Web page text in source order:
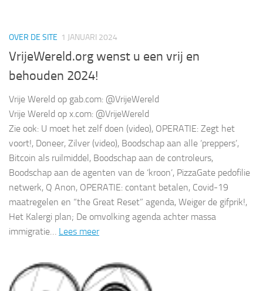
OVER DE SITE 1 JANUARI 2024
VrijeWereld.org wenst u een vrij en
behouden 2024!
Vrije Wereld op gab.com: @VrijeWereld
Vrije Wereld op x.com: @VrijeWereld
Zie ook: U moet het zelf doen (video), OPERATIE: Zegt het
voort!, Doneer, Zilver (video), Boodschap aan alle ‘preppers’,
Bitcoin als ruilmiddel, Boodschap aan de controleurs,
Boodschap aan de agenten van de ‘kroon’, PizzaGate pedofilie
netwerk, Q Anon, OPERATIE: contant betalen, Covid-19
maatregelen en “the Great Reset” agenda, Weiger de gifprik!,
Het Kalergi plan; De omvolking agenda achter massa
immigratie… Lees meer